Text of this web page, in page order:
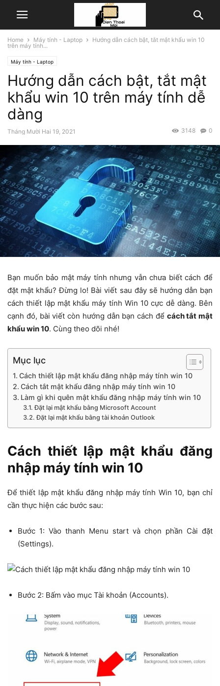
Home Máy tính - Laptop
Hướng dẫn cách bật, tắt mật khẩu win 10
trên máy tính...
Máy tính - Laptop
Hướng dẫn cách bật, tắt mật
khẩu win 10 trên máy tính dễ
dàng
Tháng Mười Hai 19, 2021 0
3148
Bạn muốn bảo mật máy tính nhưng vẫn chưa biết cách để
đặt mật khẩu? Đừng lo! Bài viết sau đây sẽ hướng dẫn bạn
cách thiết lập mật khẩu máy tính Win 10 cực dễ dàng. Bên
cạnh đó, bài viết còn hướng dẫn bạn cách để cách tắt mật
khẩu win 10. Cùng theo dõi nhé!
Mục lục
Cách thiết lập mật khẩu đăng nhập máy tính win 10
Cách tắt mật khẩu đăng nhập máy tính win 10
Làm gì khi quên mật khẩu đăng nhập máy tính win 10
Đặt lại mật khẩu bằng Microsoft Account
Đặt lại mật khẩu bằng tài khoản Outlook
Cách thiết lập mật khẩu đăng
nhập máy tính win 10
Để thiết lập mật khẩu đăng nhập máy tính Win 10, bạn chỉ
cần thực hiện các bước sau:
Bước 1: Vào thanh Menu start và chọn phần Cài đặt
(Settings).
Bước 2: Bấm vào mục Tài khoản (Accounts).